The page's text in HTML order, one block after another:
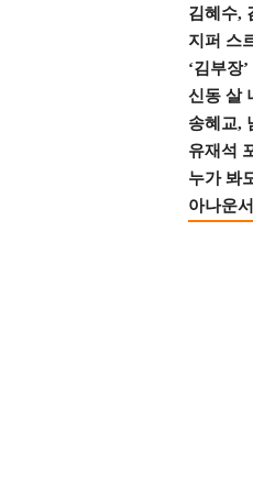
김혜수,
지퍼 스
‘김부장
신동 살
송혜교,
유재석
누가 봐
아나운